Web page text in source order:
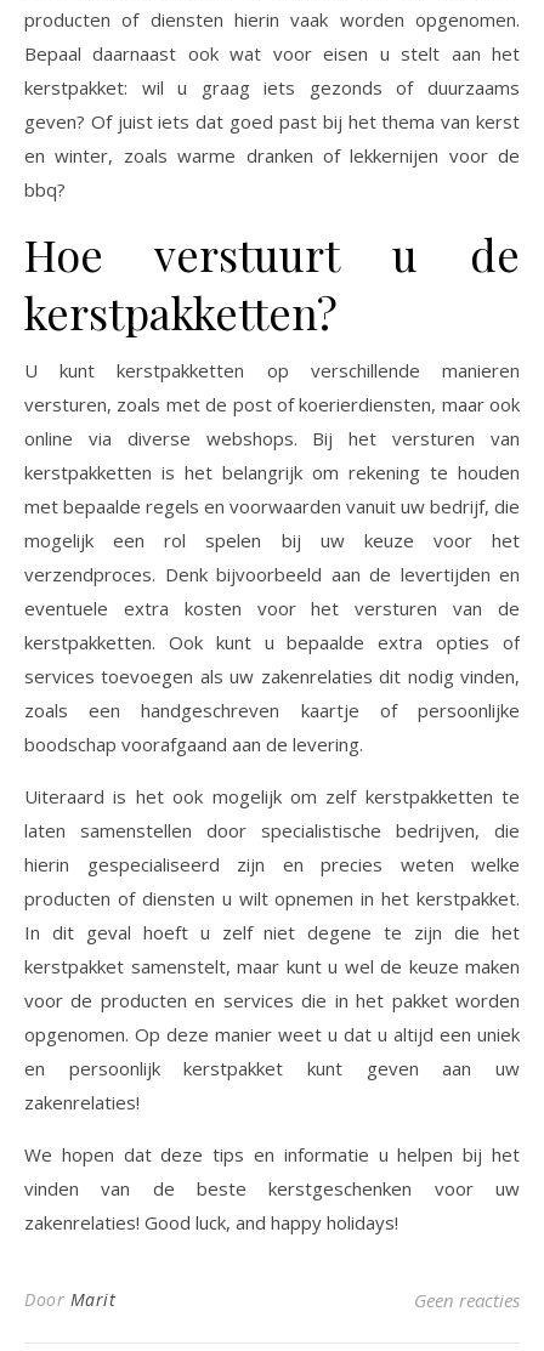
producten of diensten hierin vaak worden opgenomen.
Bepaal daarnaast ook wat voor eisen u stelt aan het
kerstpakket: wil u graag iets gezonds of duurzaams
geven? Of juist iets dat goed past bij het thema van kerst
en winter, zoals warme dranken of lekkernijen voor de
bbq?
Hoe verstuurt u de
kerstpakketten?
U kunt kerstpakketten op verschillende manieren
versturen, zoals met de post of koerierdiensten, maar ook
online via diverse webshops. Bij het versturen van
kerstpakketten is het belangrijk om rekening te houden
met bepaalde regels en voorwaarden vanuit uw bedrijf, die
mogelijk een rol spelen bij uw keuze voor het
verzendproces. Denk bijvoorbeeld aan de levertijden en
eventuele extra kosten voor het versturen van de
kerstpakketten. Ook kunt u bepaalde extra opties of
services toevoegen als uw zakenrelaties dit nodig vinden,
zoals een handgeschreven kaartje of persoonlijke
boodschap voorafgaand aan de levering.
Uiteraard is het ook mogelijk om zelf kerstpakketten te
laten samenstellen door specialistische bedrijven, die
hierin gespecialiseerd zijn en precies weten welke
producten of diensten u wilt opnemen in het kerstpakket.
In dit geval hoeft u zelf niet degene te zijn die het
kerstpakket samenstelt, maar kunt u wel de keuze maken
voor de producten en services die in het pakket worden
opgenomen. Op deze manier weet u dat u altijd een uniek
en persoonlijk kerstpakket kunt geven aan uw
zakenrelaties!
We hopen dat deze tips en informatie u helpen bij het
vinden van de beste kerstgeschenken voor uw
zakenrelaties! Good luck, and happy holidays!
Door Marit Geen reacties